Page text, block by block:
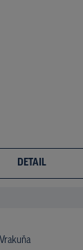
DETAIL